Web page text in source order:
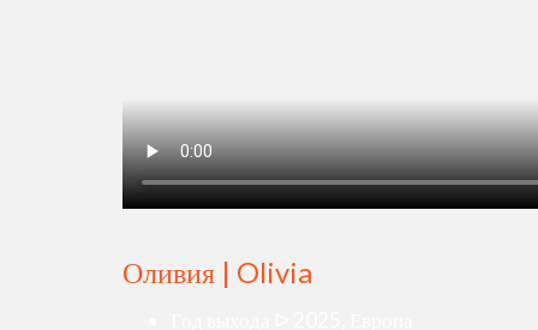
Оливия | Olivia